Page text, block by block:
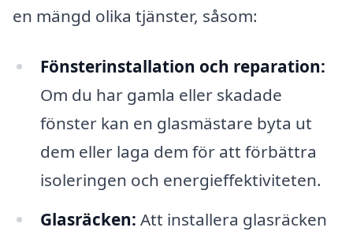
en mängd olika tjänster, såsom:
Fönsterinstallation och reparation:
Om du har gamla eller skadade
fönster kan en glasmästare byta ut
dem eller laga dem för att förbättra
isoleringen och energieffektiviteten.
Glasräcken: Att installera glasräcken